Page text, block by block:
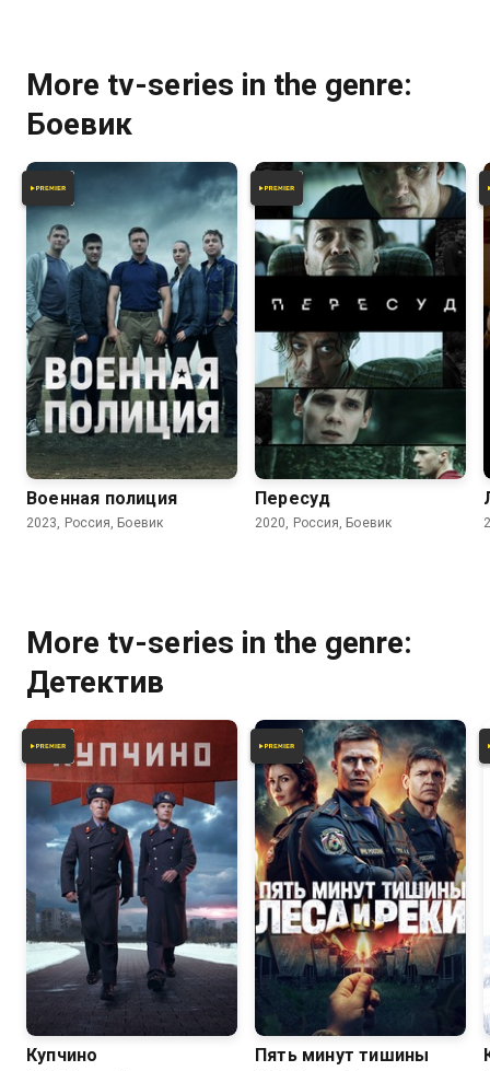
More tv-series in the genre:
Боевик
6.0
Военная полиция
2023, Россия, Боевик
5.9
Пересуд
2020, Россия, Боевик
More tv-series in the genre:
Детектив
7.9
Купчино Пять минут тишины